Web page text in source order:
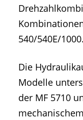
540/540E/1000.
Die
Modelle
der MF 5710